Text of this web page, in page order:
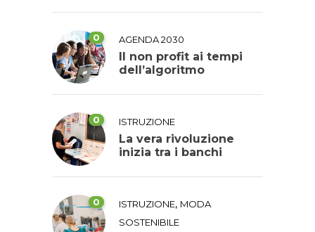
0 AGENDA 2030
Il non profit ai tempi
dell’algoritmo
0 ISTRUZIONE
La vera rivoluzione
inizia tra i banchi
0 ISTRUZIONE, MODA
SOSTENIBILE